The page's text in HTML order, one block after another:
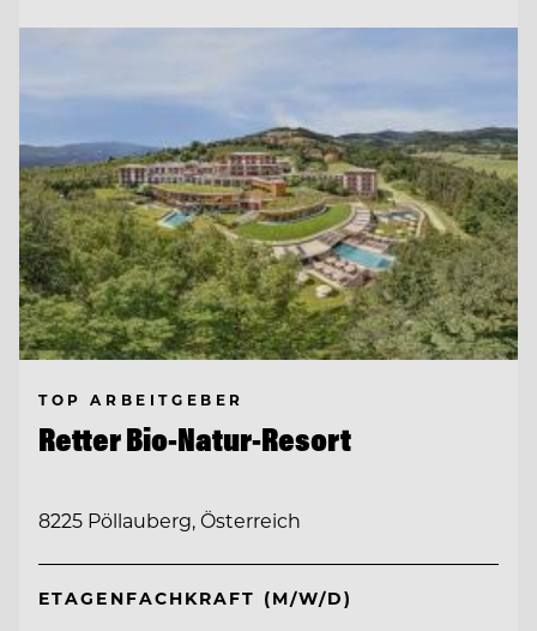
TOP ARBEITGEBER
Retter Bio-Natur-Resort
8225 Pöllauberg, Österreich
ETAGENFACHKRAFT (M/W/D)